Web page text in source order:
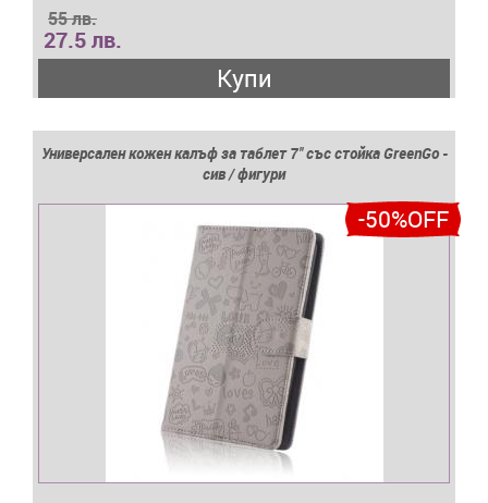
55 лв.
27.5 лв.
Купи
Универсален кожен калъф за таблет 7'' със стойка GreenGo -
сив / фигури
-50%OFF